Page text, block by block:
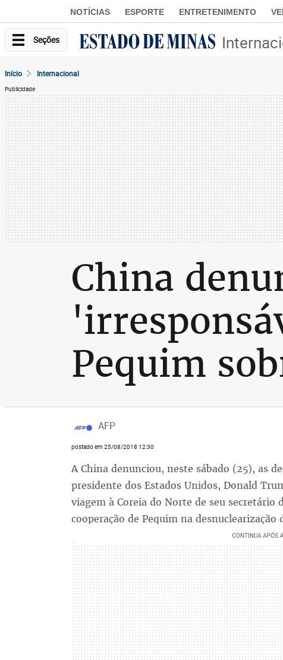
NOTÍCIAS ESPORTE ENTRETENIMENTO
Seções
Início Internacional
Publicidade
China
Pequim
AFP
postado em 25/08/2018 12:30
A China denunciou, neste sábado (25), as
presidente dos Estados Unidos, Donald
viagem à Coreia do Norte de seu secretário
cooperação de Pequim na desnuclearização